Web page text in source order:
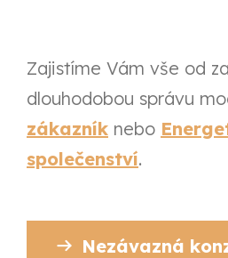
Zajistíme Vám vše od
dlouhodobou správu
zákazník nebo
společenství.
Nezávazná